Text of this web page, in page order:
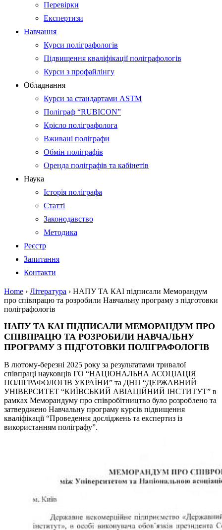
Перевірки
Експертизи
Навчання
Курси поліграфологів
Підвищення кваліфікації поліграфологів
Курси з профайлінгу
Обладнання
Курси за стандартами ASTM
Поліграф “RUBICON”
Крісло поліграфолога
Вживані поліграфи
Обмін поліграфів
Оренда поліграфів та кабінетів
Наука
Історія поліграфа
Статті
Законодавство
Методика
Реєстр
Запитання
Контакти
Home › Література › НАПУ ТА КАІ підписали Меморандум
про співпрацю та розробили Навчальну програму з підготовки
поліграфологів
НАПУ ТА КАІ ПІДПИСАЛИ МЕМОРАНДУМ ПРО
СПІВПРАЦЮ ТА РОЗРОБИЛИ НАВЧАЛЬНУ
ПРОГРАМУ З ПІДГОТОВКИ ПОЛІГРАФОЛОГІВ
В лютому-березні 2025 року за результатами тривалої
співпраці науковців ГО “НАЦІОНАЛЬНА АСОЦІАЦІЯ
ПОЛІГРАФОЛОГІВ УКРАЇНИ” та ДНП “ДЕРЖАВНИЙ
УНІВЕРСИТЕТ “КИЇВСЬКИЙ АВІАЦІЙНИЙ ІНСТИТУТ” в
рамках Меморандуму про співробітництво було розроблено та
затверджено Навчальну програму курсів підвищення
кваліфікації “Проведення досліджень та експертиз із
використанням поліграфу”.